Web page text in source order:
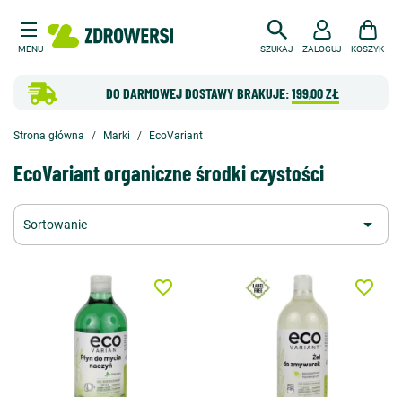
MENU SZUKAJ
DO DARMOWEJ DOSTAWY BRAKUJE:199,00 ZŁ
ZALOGUJ KOSZYK
Strona główna Marki EcoVariant
EcoVariant organiczne środki czystości
Sortowanie 
favorite_border favorite_border